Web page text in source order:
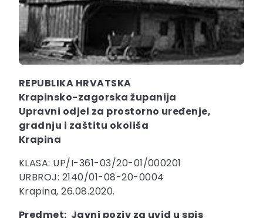
REPUBLIKA HRVATSKA
Krapinsko-zagorska županija
Upravni odjel za prostorno uređenje,
gradnju i zaštitu okoliša
Krapina
KLASA: UP/I-361-03/20-01/000201
URBROJ: 2140/01-08-20-0004
Krapina, 26.08.2020.
Predmet: Javni poziv za uvid u spis